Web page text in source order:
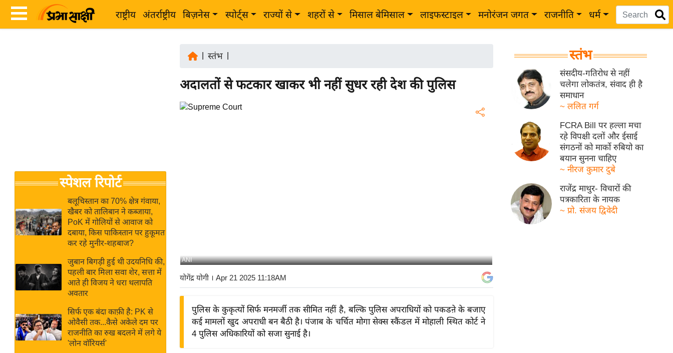
राष्ट्रीय अंतर्राष्ट्रीय बिज़नेस स्पोर्ट्स राज्यों से शहरों से मिसाल बेमिसाल लाइफस्टाइल मनोरंजन जगत राजनीति धर्म
Breaking
News in
Hindi
Hindi
Videos
जगत
राय
बजट
IPL
2026
ई-पेपर
मिसाल बेमिसाल
शख्सियत
स्पेशल रिपोर्ट
बलूचिस्तान का 70% क्षेत्र गंवाया,
खैबर को तालिबान ने कब्जाया,
PoK में गोलियों से आवाज को
दबाया, किस पाकिस्तान पर हुकूमत
कर रहे मुनीर-शहबाज?
जुबान बिगड़ी हुई थी उदयनिधि की,
पहली बार मिला सवा शेर, सत्ता में
आते ही विजय ने धरा थलापति
अवतार
सिर्फ एक बंदा काफ़ी है: PK से
ओवैसी तक...कैसे अकेले दम पर
राजनीति का रुख बदलने में लगे ये
'लोन वॉरियर्स'
स्तंभ
अदालतों से फटकार खाकर भी नहीं सुधर रही देश की पुलिस
ANI
योगेंद्र योगी । Apr 21 2025 11:18AM
पुलिस के कुकृत्यों सिर्फ मनमर्जी तक सीमित नहीं है, बल्कि पुलिस अपराधियों को पकडऩे के बजाए
कई मामलों खुद अपराधी बन बैठी है। पंजाब के चर्चित मोगा सेक्स स्कैंडल में मोहाली स्थित कोर्ट ने
4 पुलिस अधिकारियों को सजा सुनाई है।
स्तंभ
संसदीय-गतिरोध से नहीं
चलेगा लोकतंत्र, संवाद ही है
समाधान
~ ललित गर्ग
FCRA Bill पर हल्ला मचा
रहे विपक्षी दलों और ईसाई
संगठनों को मार्को रुबियो का
बयान सुनना चाहिए
~ नीरज कुमार दुबे
राजेंद्र माथुर- विचारों की
पत्रकारिता के नायक
~ प्रो. संजय द्विवेदी